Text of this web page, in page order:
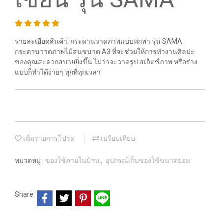
รายละเอียดสินค้า: กระดานวาดภาพแบบพกพา รุ่น SAMA
กระดานวาดภาพไม้สนขนาด A3 ที่จะช่วยให้การทำงานศิลปะ
ของคุณสะดวกสบายยิ่งขึ้น ไม่ว่าจะวาดรูป สเก็ตช์ภาพ หรือร่าง
แบบก็ทำได้ง่ายๆ ทุกที่ทุกเวลา
เพิ่มรายการโปรด เปรียบเทียบ
หมวดหมู่ : ของใช้ภายในบ้าน , อุปกรณ์เก็บของใช้ขนาดย่อม
Share